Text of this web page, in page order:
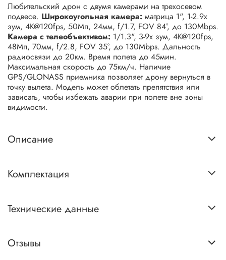
Любительский дрон с двумя камерами на трехосевом
подвесе. Широкоугольная камера: матрица 1", 1-2.9х
зум, 4K@120fps, 50Мп, 24мм, f/1.7, FOV 84°, до 130Mbps.
Камера с телеобъективом: 1/1.3", 3-9х зум, 4K@120fps,
48Мп, 70мм, f/2.8, FOV 35°, до 130Mbps. Дальность
радиосвязи до 20км. Время полета до 45мин.
Максимальная скорость до 75км/ч. Наличие
GPS/GLONASS приемника позволяет дрону вернуться в
точку вылета. Модель может облетать препятствия или
зависать, чтобы избежать аварии при полете вне зоны
видимости.
Описание
Комплектация
Технические данные
Отзывы